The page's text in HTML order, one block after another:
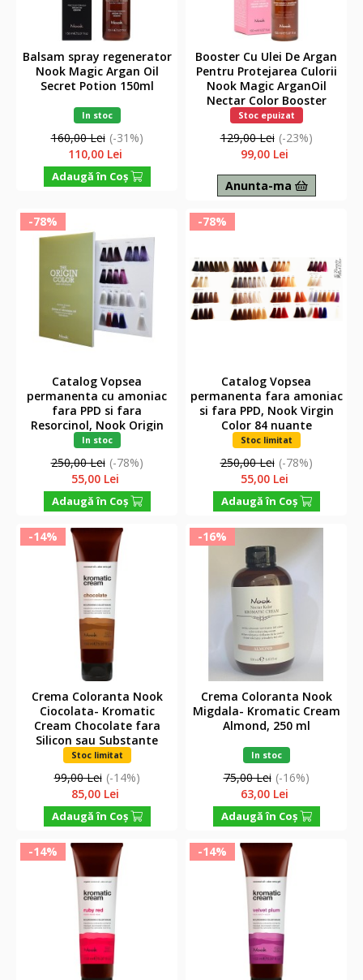
Balsam spray regenerator
Nook Magic Argan Oil
Secret Potion 150ml
In stoc
160,00 Lei (-31%)
110,00 Lei
Adaugă în Coş
Booster Cu Ulei De Argan
Pentru Protejarea Culorii
Nook Magic ArganOil
Nectar Color Booster
150ml
Stoc epuizat
129,00 Lei (-23%)
99,00 Lei
Anunta-ma
-78%
Catalog Vopsea
permanenta cu amoniac
fara PPD si fara
Resorcinol, Nook Origin
Color
In stoc
250,00 Lei (-78%)
55,00 Lei
Adaugă în Coş
-78%
Catalog Vopsea
permanenta fara amoniac
si fara PPD, Nook Virgin
Color 84 nuante
Stoc limitat
250,00 Lei (-78%)
55,00 Lei
Adaugă în Coş
-14%
Crema Coloranta Nook
Ciocolata- Kromatic
Cream Chocolate fara
Silicon sau Substante
Agressive, 150 ml
Stoc limitat
99,00 Lei (-14%)
85,00 Lei
Adaugă în Coş
-16%
Crema Coloranta Nook
Migdala- Kromatic Cream
Almond, 250 ml
In stoc
75,00 Lei (-16%)
63,00 Lei
Adaugă în Coş
-14% -14%